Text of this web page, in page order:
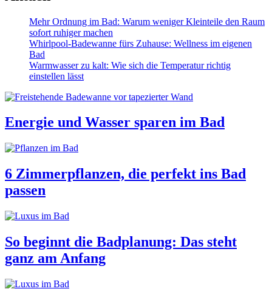
Mehr Ordnung im Bad: Warum weniger Kleinteile den Raum
sofort ruhiger machen
Whirlpool-Badewanne fürs Zuhause: Wellness im eigenen
Bad
Warmwasser zu kalt: Wie sich die Temperatur richtig
einstellen lässt
Energie und Wasser sparen im Bad
6 Zimmerpflanzen, die perfekt ins Bad
passen
So beginnt die Badplanung: Das steht
ganz am Anfang